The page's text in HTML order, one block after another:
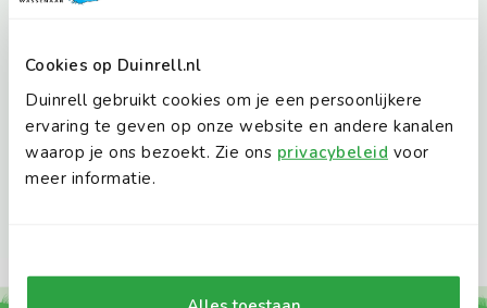
Cookies op Duinrell.nl
Duinrell gebruikt cookies om je een persoonlijkere
ervaring te geven op onze website en andere kanalen
waarop je ons bezoekt. Zie ons privacybeleid voor
meer informatie.